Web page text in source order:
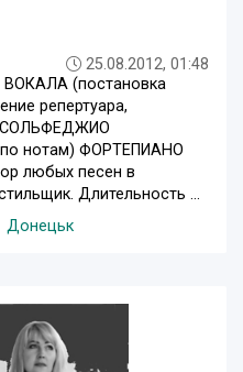
25.08.2012, 01:48
(постановка
репертуара,
СОЛЬФЕДЖИО
по нотам) ФОРТЕПИАНО
любых песен в
Длительность ...
Донецьк